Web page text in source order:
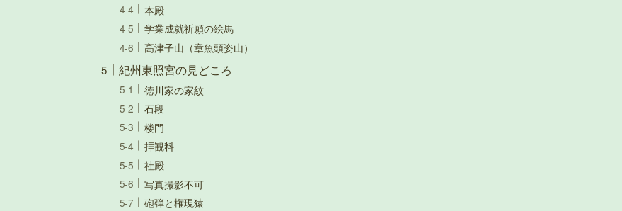
本殿
学業成就祈願の絵馬
高津子山（章魚頭姿山）
紀州東照宮の見どころ
徳川家の家紋
石段
楼門
拝観料
社殿
写真撮影不可
砲弾と権現猿